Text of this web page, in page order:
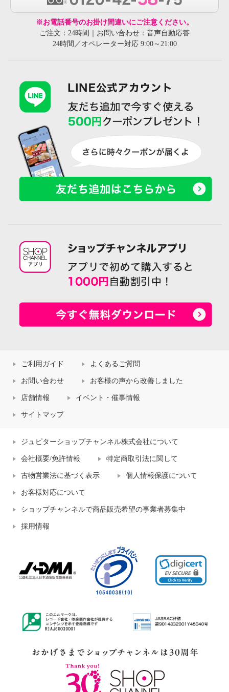
※お電話番号のお掛け間違いにご注意ください。
ご注文：24時間｜お問い合わせ：音声自動応答
24時間／オペレーター対応 9:00～21:00
ご利用ガイド よくあるご質問
お問い合わせ お客様の声から改善しました
店舗情報 イベント・催事情報
サイトマップ
ジュピターショップチャンネル株式会社について
会社概要/免許情報 特定商取引法に関して
古物営業法に基づく表示 個人情報保護について
お客様対応について
ショップチャンネルで商品販売希望の事業者募集中
採用情報